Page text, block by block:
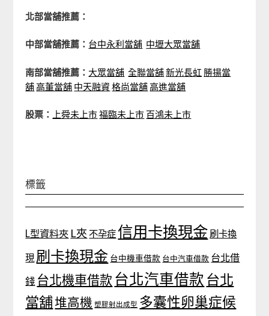
北部當舖推薦：
中部當舖推薦： 台中永利當舖 中壢大眾當舖
南部當舖推薦： 大眾當舖 全聯當舖新光長虹 勝揚當
舖高董當舖 中天融資格尚當舖高進當舖
股票： 上舜未上市福臨未上市 百鴻未上市
標籤
L型資料夾 L夾 不孕症 信用卡換現金 刷卡換
現 刷卡換現金 台中機車借款 台中汽車借款 台北借
錢 台北機車借款 台北汽車借款 台北
當舖堆高機 塑膠射出成型 多囊性卵巢症候